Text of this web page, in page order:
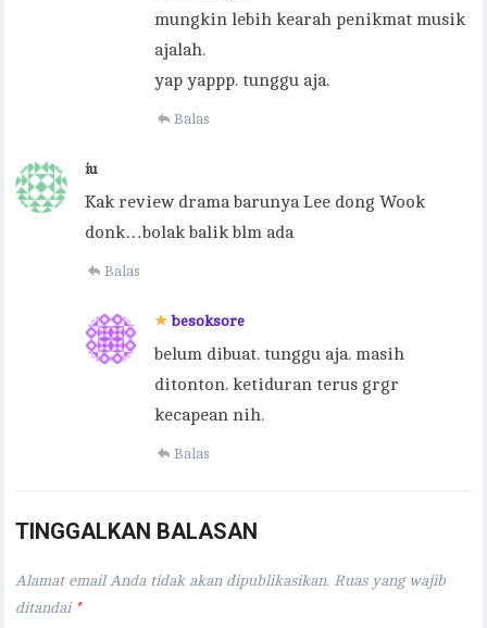
mungkin lebih kearah penikmat musik
ajalah.
yap yappp. tunggu aja.
Balas
iu
Kak review drama barunya Lee dong Wook
donk…bolak balik blm ada
Balas
besoksore
belum dibuat. tunggu aja. masih
ditonton. ketiduran terus grgr
kecapean nih.
Balas
TINGGALKAN BALASAN
Alamat email Anda tidak akan dipublikasikan. Ruas yang wajib
ditandai *